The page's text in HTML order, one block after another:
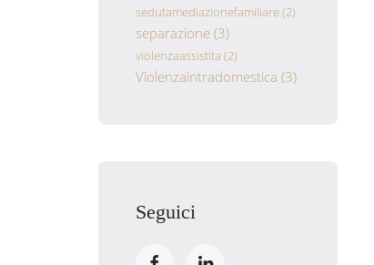
sedutamediazionefamiliare(2)
separazione(3)
violenzaassistita (2)
Violenzaintradomestica (3)
Seguici